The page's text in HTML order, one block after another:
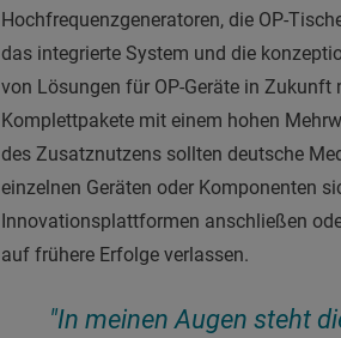
Hochfrequenzgeneratoren, die OP-
das integrierte System und die
von Lösungen für OP-Geräte in
Komplettpakete mit einem hohen
des Zusatznutzens sollten deutsche
einzelnen Geräten oder Komponenten
Innovationsplattformen anschließen
auf frühere Erfolge verlassen.
"In meinen Augen steht